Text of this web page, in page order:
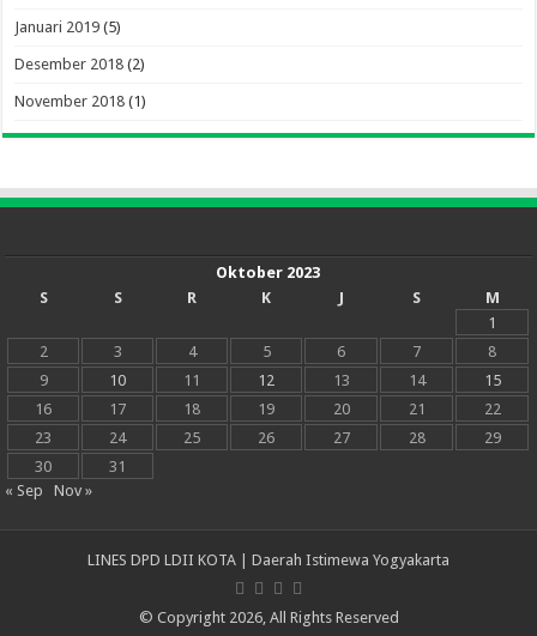
Januari 2019 (5)
Desember 2018 (2)
November 2018 (1)
Oktober 2023
S
S R K J S
M
1
2
3 4 5 6 7
8
9
10 11 12 13 14
15
16
17 18 19 20 21
22
23
24 25 26 27 28
29
30
31
« Sep
Nov »
LINES DPD LDII KOTA | Daerah Istimewa Yogyakarta
© Copyright 2026, All Rights Reserved